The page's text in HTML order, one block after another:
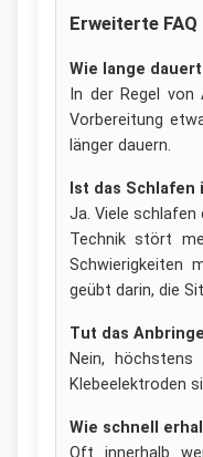
Erweiterte FAQ
Wie lange
In der Regel
Vorbereitung
länger dauern.
Ist das
Ja. Viele schlafen
Technik stört
Schwierigkeiten
geübt darin, die
Tut das
Nein,
Klebeelektroden
Wie schnell
Oft innerhalb